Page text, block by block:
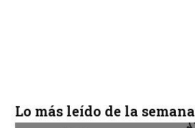
Lo más leído de la semana